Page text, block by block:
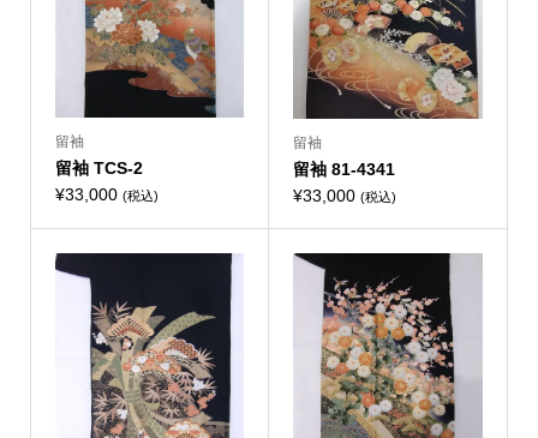
留袖
留袖 TCS-2
¥33,000 (税込)
留袖
留袖 81-4341
¥33,000 (税込)